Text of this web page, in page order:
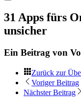
31 Apps fürs
unsicher
Ein Beitrag von
Zurück zur
Voriger Beitrag
Nächster Beitrag